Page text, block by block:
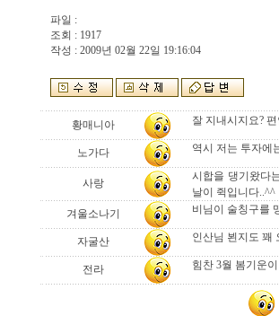
파일 :
조회 : 1917
작성 : 2009년 02월 22일 19:16:04
황매니아 잘 지내시지요?
노가다 역시 저는 투자에
사랑
시합을 댕기왔다
날이 쥑입니다..^^
겨울소나기 비님이 술칭구를
자굴산 인산님 뵌지도 꽤
전라 힘찬 3월 봄기운